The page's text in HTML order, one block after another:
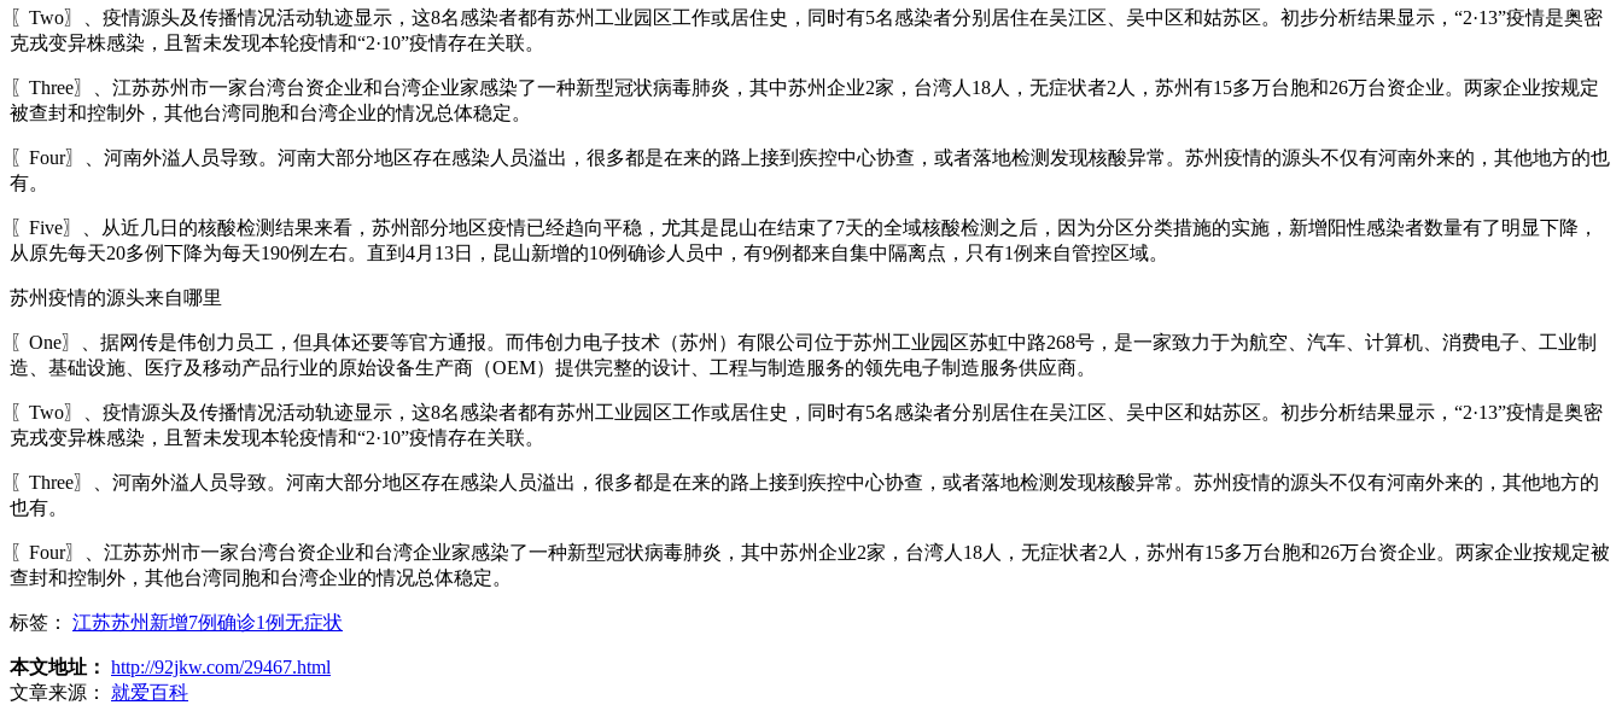
〖Two〗、疫情源头及传播情况活动轨迹显示，这8名感染者都有苏州工业园区工作或居住史，同时有5名感染者分别居住在吴江区、吴中区和姑苏区。初步分析结果显示，“2·13”疫情是奥密
克戎变异株感染，且暂未发现本轮疫情和“2·10”疫情存在关联。
〖Three〗、江苏苏州市一家台湾台资企业和台湾企业家感染了一种新型冠状病毒肺炎，其中苏州企业2家，台湾人18人，无症状者2人，苏州有15多万台胞和26万台资企业。两家企业按规定
被查封和控制外，其他台湾同胞和台湾企业的情况总体稳定。
〖Four〗、河南外溢人员导致。河南大部分地区存在感染人员溢出，很多都是在来的路上接到疾控中心协查，或者落地检测发现核酸异常。苏州疫情的源头不仅有河南外来的，其他地方的也
有。
〖Five〗、从近几日的核酸检测结果来看，苏州部分地区疫情已经趋向平稳，尤其是昆山在结束了7天的全域核酸检测之后，因为分区分类措施的实施，新增阳性感染者数量有了明显下降，
从原先每天20多例下降为每天190例左右。直到4月13日，昆山新增的10例确诊人员中，有9例都来自集中隔离点，只有1例来自管控区域。
苏州疫情的源头来自哪里
〖One〗、据网传是伟创力员工，但具体还要等官方通报。而伟创力电子技术（苏州）有限公司位于苏州工业园区苏虹中路268号，是一家致力于为航空、汽车、计算机、消费电子、工业制
造、基础设施、医疗及移动产品行业的原始设备生产商（OEM）提供完整的设计、工程与制造服务的领先电子制造服务供应商。
〖Two〗、疫情源头及传播情况活动轨迹显示，这8名感染者都有苏州工业园区工作或居住史，同时有5名感染者分别居住在吴江区、吴中区和姑苏区。初步分析结果显示，“2·13”疫情是奥密
克戎变异株感染，且暂未发现本轮疫情和“2·10”疫情存在关联。
〖Three〗、河南外溢人员导致。河南大部分地区存在感染人员溢出，很多都是在来的路上接到疾控中心协查，或者落地检测发现核酸异常。苏州疫情的源头不仅有河南外来的，其他地方的
也有。
〖Four〗、江苏苏州市一家台湾台资企业和台湾企业家感染了一种新型冠状病毒肺炎，其中苏州企业2家，台湾人18人，无症状者2人，苏州有15多万台胞和26万台资企业。两家企业按规定被
查封和控制外，其他台湾同胞和台湾企业的情况总体稳定。
标签： 江苏苏州新增7例确诊1例无症状
本文地址： http://92jkw.com/29467.html
文章来源：
就爱百科